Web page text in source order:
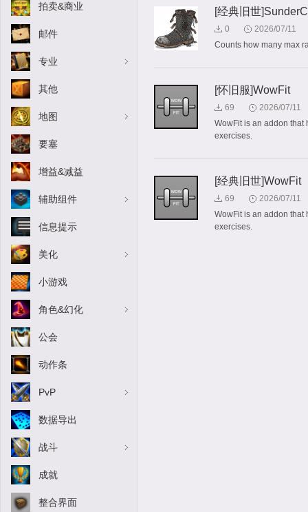
拍卖&商业
邮件
专业
其他
地图
要塞
增益&减益
辅助组件
信息提示
美化
小游戏
角色&幻化
公会
动作条
PvP
数据导出
战斗
成就
整合界面
[经典旧世
0
2026/07/11
Counts how many max
[怀旧服]WowFit
69
2026/07/11
WowFit is an addon that
exercises.
[经典旧世]WowFit
69
2026/07/11
WowFit is an addon that
exercises.